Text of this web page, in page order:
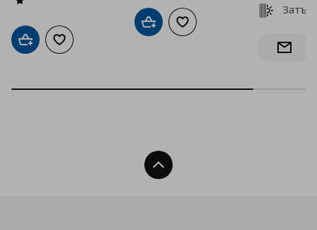
Добави в кошницата
Добави към списъка с любими
Добави в кошницата
Добави към списъка с
Нагоре